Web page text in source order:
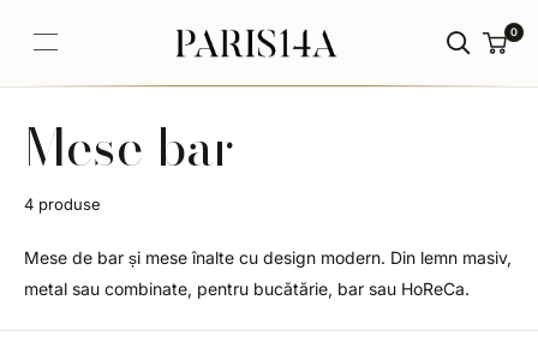
PARIS14A.RO
0
Mese bar
4 produse
Mese de bar și mese înalte cu design modern. Din lemn masiv,
metal sau combinate, pentru bucătărie, bar sau HoReCa.